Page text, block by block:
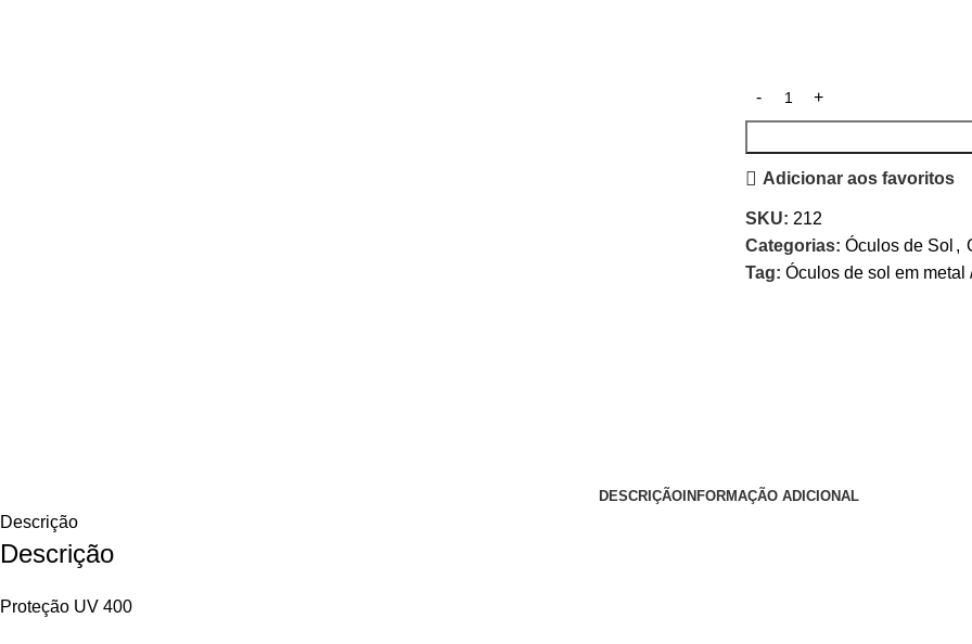
Adicionar aos favoritos
SKU: 212
Categorias: Óculos de Sol ,
Tag: Óculos de sol em metal
DESCRIÇÃO INFORMAÇÃO ADICIONAL
Descrição
Descrição
Proteção UV 400